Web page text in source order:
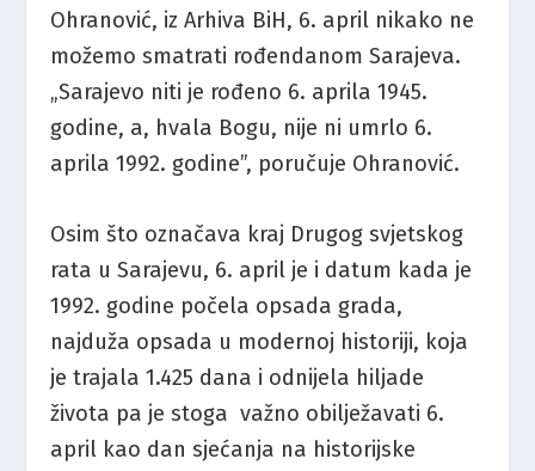
Ohranović, iz Arhiva BiH, 6. april nikako ne
možemo smatrati rođendanom Sarajeva.
„Sarajevo niti je rođeno 6. aprila 1945.
godine, a, hvala Bogu, nije ni umrlo 6.
aprila 1992. godine”, poručuje Ohranović.
Osim što označava kraj Drugog svjetskog
rata u Sarajevu, 6. april je i datum kada je
1992. godine počela opsada grada,
najduža opsada u modernoj historiji, koja
je trajala 1.425 dana i odnijela hiljade
života pa je stoga važno obilježavati 6.
april kao dan sjećanja na historijske